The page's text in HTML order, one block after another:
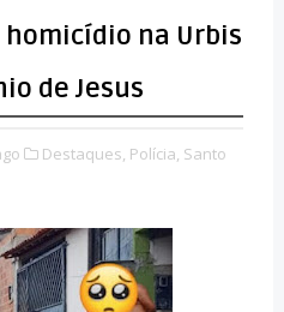
na Urbis
de Jesus
Destaques, Polícia, Santo